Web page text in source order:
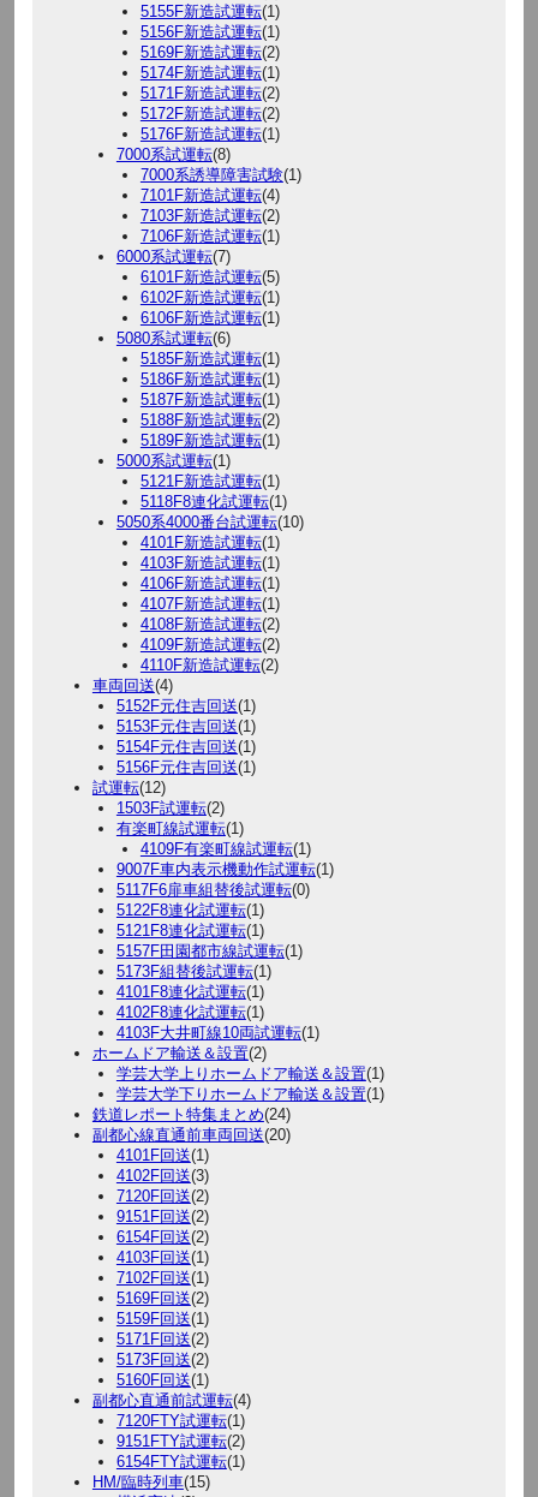
5155F新造試運転(1)
5156F新造試運転(1)
5169F新造試運転(2)
5174F新造試運転(1)
5171F新造試運転(2)
5172F新造試運転(2)
5176F新造試運転(1)
7000系試運転(8)
7000系誘導障害試験(1)
7101F新造試運転(4)
7103F新造試運転(2)
7106F新造試運転(1)
6000系試運転(7)
6101F新造試運転(5)
6102F新造試運転(1)
6106F新造試運転(1)
5080系試運転(6)
5185F新造試運転(1)
5186F新造試運転(1)
5187F新造試運転(1)
5188F新造試運転(2)
5189F新造試運転(1)
5000系試運転(1)
5121F新造試運転(1)
5118F8連化試運転(1)
5050系4000番台試運転(10)
4101F新造試運転(1)
4103F新造試運転(1)
4106F新造試運転(1)
4107F新造試運転(1)
4108F新造試運転(2)
4109F新造試運転(2)
4110F新造試運転(2)
車両回送(4)
5152F元住吉回送(1)
5153F元住吉回送(1)
5154F元住吉回送(1)
5156F元住吉回送(1)
試運転(12)
1503F試運転(2)
有楽町線試運転(1)
4109F有楽町線試運転(1)
9007F車内表示機動作試運転(1)
5117F6扉車組替後試運転(0)
5122F8連化試運転(1)
5121F8連化試運転(1)
5157F田園都市線試運転(1)
5173F組替後試運転(1)
4101F8連化試運転(1)
4102F8連化試運転(1)
4103F大井町線10両試運転(1)
ホームドア輸送＆設置(2)
学芸大学上りホームドア輸送＆設置(1)
学芸大学下りホームドア輸送＆設置(1)
鉄道レポート特集まとめ(24)
副都心線直通前車両回送(20)
4101F回送(1)
4102F回送(3)
7120F回送(2)
9151F回送(2)
6154F回送(2)
4103F回送(1)
7102F回送(1)
5169F回送(2)
5159F回送(1)
5171F回送(2)
5173F回送(2)
5160F回送(1)
副都心直通前試運転(4)
7120FTY試運転(1)
9151FTY試運転(2)
6154FTY試運転(1)
HM/臨時列車(15)